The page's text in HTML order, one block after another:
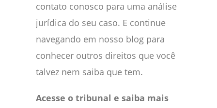
contato conosco para uma análise
jurídica do seu caso. E continue
navegando em nosso blog para
conhecer outros direitos que você
talvez nem saiba que tem.
Acesse o tribunal e saiba mais